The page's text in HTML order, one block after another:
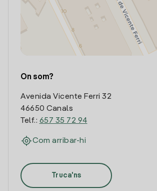
On som?
Avenida Vicente Ferri 32
46650 Canals
Telf.: 657 35 72 94
Com arribar-hi
Truca'ns